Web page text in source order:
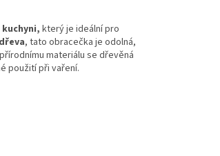
který je ideální pro
, tato obracečka je odolná,
materiálu se dřevěná
použití při vaření.